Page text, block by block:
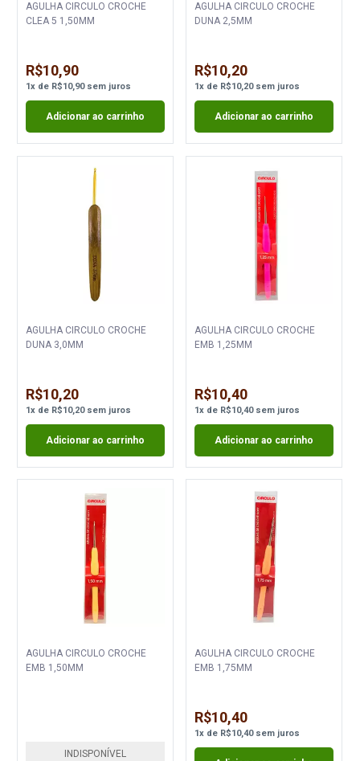
AGULHA CIRCULO CROCHE
CLEA 5 1,50MM
R$10,90
1x de R$10,90sem juros
Adicionar ao carrinho
AGULHA CIRCULO CROCHE
DUNA 2,5MM
R$10,20
1xde R$10,20sem juros
Adicionar ao carrinho
AGULHA CIRCULO CROCHE
DUNA 3,0MM
R$10,20
1x de R$10,20sem juros
Adicionar ao carrinho
AGULHA CIRCULO CROCHE
EMB 1,25MM
R$10,40
1xde R$10,40sem juros
Adicionar ao carrinho
AGULHA CIRCULO CROCHE
EMB 1,50MM
INDISPONÍVEL
AGULHA CIRCULO CROCHE
EMB 1,75MM
R$10,40
1xde R$10,40sem juros